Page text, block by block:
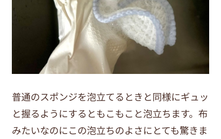
普通のスポンジを泡立てるときと同様にギュッ
と握るようにするともこもこと泡立ちます。布
みたいなのにこの泡立ちのよさにとても驚きま